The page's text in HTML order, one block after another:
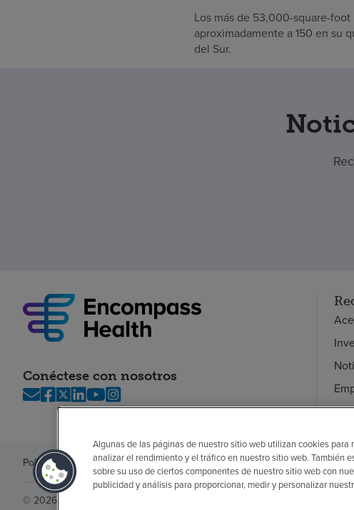
Los más de 53,000-square-
aproximadamente a 150 en su
del Sur.
Conéctese con nosotros
Política de privacidadLegalSin sorpresas AccesibilidadSi no habla inglés
© 2026 Encompass Health Corporation
Algunas de las páginas de nuestro sitio web utilizan cookies para
analizar el rendimiento y el tráfico en nuestro sitio web. También
sobre su uso de ciertos componentes de nuestro sitio web con
publicidad y análisis para proporcionar, medir y personalizar